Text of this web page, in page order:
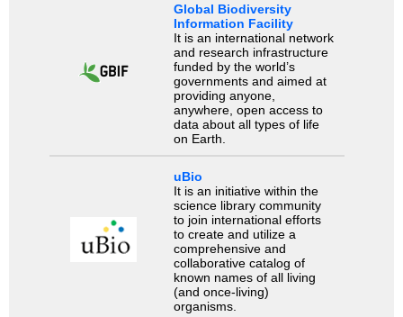
Global Biodiversity
Information Facility
It is an international network
and research infrastructure
funded by the world’s
governments and aimed at
providing anyone,
anywhere, open access to
data about all types of life
on Earth.
uBio
It is an initiative within the
science library community
to join international efforts
to create and utilize a
comprehensive and
collaborative catalog of
known names of all living
(and once-living)
organisms.